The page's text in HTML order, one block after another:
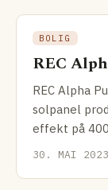
BOLIG
REC
REC Alpha
solpanel
effekt på
som gir det en
30. MAI